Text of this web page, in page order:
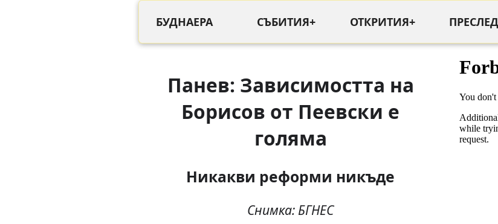
БУДНАЕРА СЪБИТИЯ+ ОТКРИТИЯ+
Панев: Зависимостта на
Борисов от Пеевски е
голяма
Никакви реформи никъде
Снимка: БГНЕС